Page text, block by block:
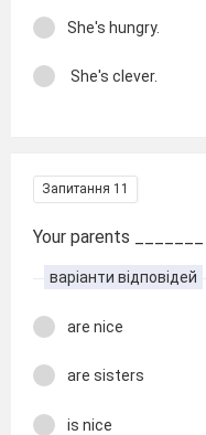
She's hungry.
She's clever.
Запитання 11
Your parents _______
варіанти відповідей
are nice
are sisters
is nice